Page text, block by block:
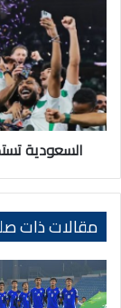
نهائيات
دوري
أبطال
آسيا
للنخبة
2026
السعودية
مقالات ذات